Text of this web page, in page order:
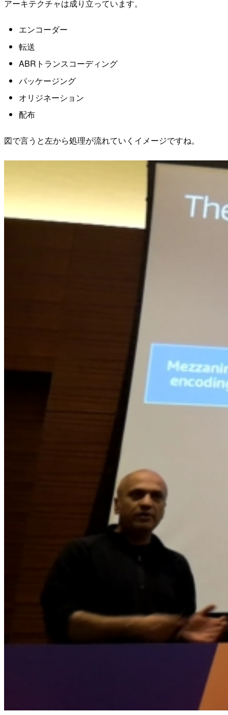
アーキテクチャは成り立っています。
エンコーダー
転送
ABRトランスコーディング
パッケージング
オリジネーション
配布
図で言うと左から処理が流れていくイメージですね。